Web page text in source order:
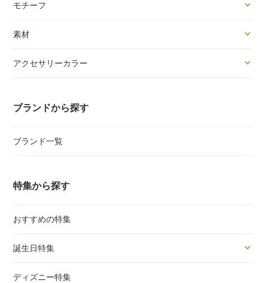
モチーフ
素材
アクセサリーカラー
ブランドから探す
ブランド一覧
特集から探す
おすすめの特集
誕生日特集
ディズニー特集